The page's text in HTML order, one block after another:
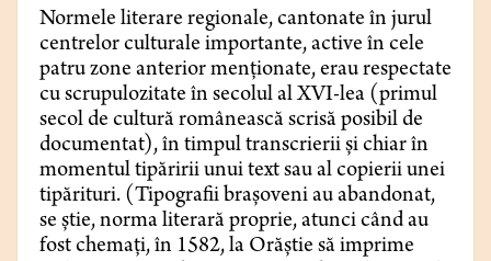
Normele literare regionale, cantonate în jurul
centrelor culturale importante, active în cele
patru zone anterior menționate, erau respectate
cu scrupulozitate în secolul al XVI-lea (primul
secol de cultură românească scrisă posibil de
documentat), în timpul transcrierii și chiar în
momentul tipăririi unui text sau al copierii unei
tipărituri. (Tipografii brașoveni au abandonat,
se știe, norma literară proprie, atunci când au
fost chemați, în 1582, la Orăștie să imprime